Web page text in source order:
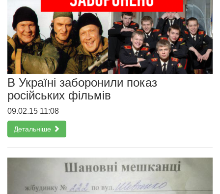
В Україні заборонили показ
російських фільмів
09.02.15 11:08
Детальніше